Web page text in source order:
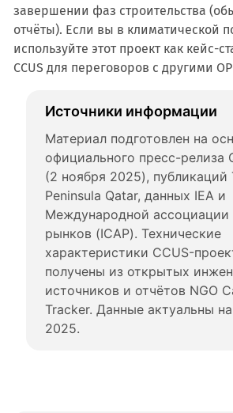
завершении фаз строительства
отчёты). Если вы в климатической
используйте этот проект как кейс-
CCUS для переговоров с другими
Источники информации
Материал подготовлен на
официального пресс-релиза
(2 ноября 2025), публикаций
Peninsula Qatar, данных IEA и
Международной ассоциации
рынков (ICAP). Технические
характеристики CCUS-
получены из открытых
источников и отчётов NGO
Tracker. Данные актуальны
2025.